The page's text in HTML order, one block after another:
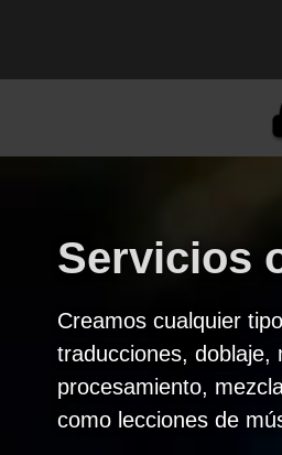
Servicios
Creamos cualquier
traducciones, doblaje,
procesamiento,
como lecciones de